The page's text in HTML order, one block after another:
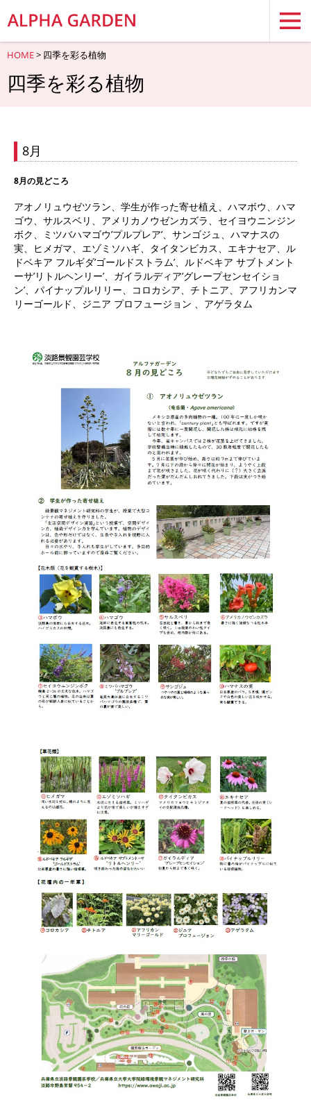
HOME> 四季を彩る植物
四季を彩る植物
8月
8月の見どころ
アオノリュウゼツラン、学生が作った寄せ植え、ハマボウ、ハマ
ゴウ、サルスベリ、アメリカノウゼンカズラ、セイヨウニンジン
ボク、ミツバハマゴウ’プルプレア’、サンゴジュ、ハマナスの
実、ヒメガマ、エゾミソハギ、タイタンビカス、エキナセア、ル
ドベキア フルギダ’ゴールドストラム’、ルドベキア サブトメント
ーサ’リトルヘンリー’、ガイラルディア’グレープセンセイショ
ン’、パイナップルリリー、コロカシア、チトニア、アフリカンマ
リーゴールド、ジニア プロフュージョン 、アゲラタム